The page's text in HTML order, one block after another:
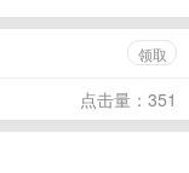
领取
点击量：351